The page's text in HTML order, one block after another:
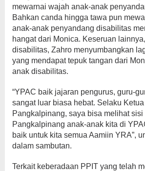
mewarnai wajah anak-anak
Bahkan canda hingga tawa pun
anak-anak penyandang disabilitas
hangat dari Monica. Keseruan
disabilitas, Zahro menyumbangkan
yang mendapat tepuk tangan dari
anak disabilitas.
“YPAC baik jajaran pengurus, guru-
sangat luar biasa hebat. Selaku
Pangkalpinang, saya bisa melihat
Pangkalpinang anak-anak kita di
baik untuk kita semua Aamiin YRA”,
dalam sambutan.
Terkait keberadaan PPIT yang telah